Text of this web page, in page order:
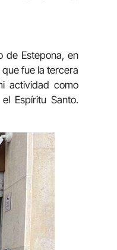
de Estepona, en
fue la tercera
actividad como
Espíritu Santo.